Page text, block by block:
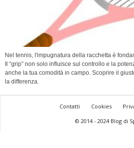
Nel tennis, l'impugnatura della racchetta è
Il “grip” non solo influisce sul controllo e la
anche la tua comodità in campo. Scoprire il
la differenza.
Contatti Cookies
© 2014 - 2024 Blog di